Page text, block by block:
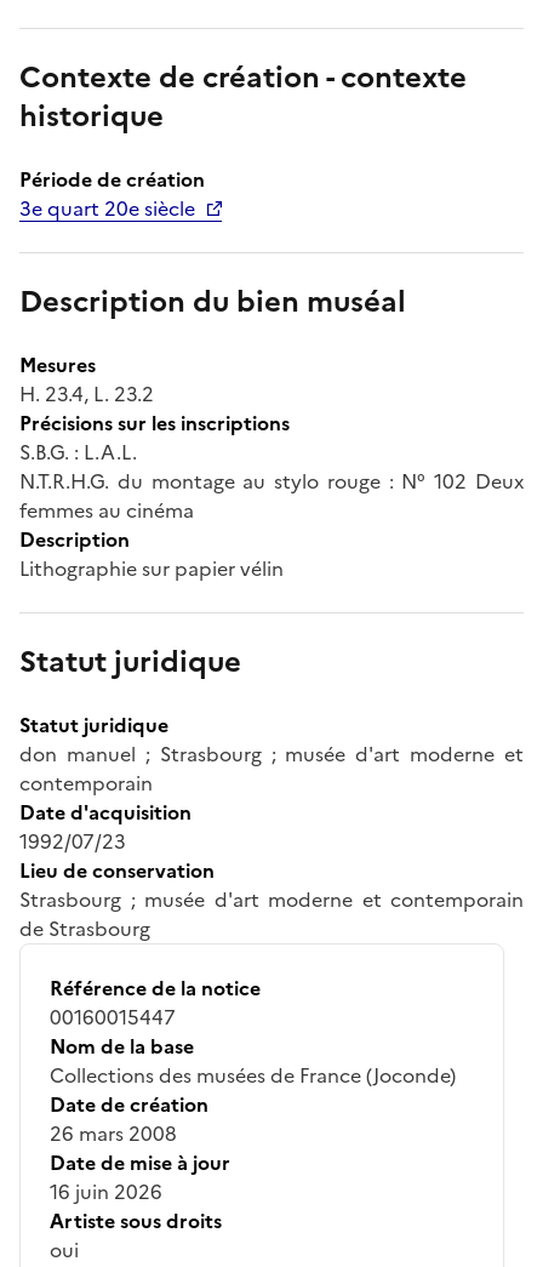
Contexte de création - contexte
historique
Période de création
3e quart 20e siècle
Description du bien muséal
Mesures
H. 23.4, L. 23.2
Précisions sur les inscriptions
S.B.G. : L.A.L.
N.T.R.H.G. du montage au stylo rouge : N° 102 Deux
femmes au cinéma
Description
Lithographie sur papier vélin
Statut juridique
Statut juridique
don manuel ; Strasbourg ; musée d'art moderne et
contemporain
Date d'acquisition
1992/07/23
Lieu de conservation
Strasbourg ; musée d'art moderne et contemporain
de Strasbourg
Référence de la notice
00160015447
Nom de la base
Collections des musées de France (Joconde)
Date de création
26 mars 2008
Date de mise à jour
16 juin 2026
Artiste sous droits
oui